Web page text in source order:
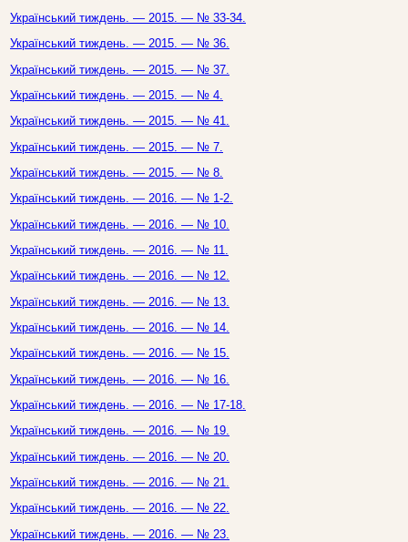
Український тиждень. — 2015. — № 33-34.
Український тиждень. — 2015. — № 36.
Український тиждень. — 2015. — № 37.
Український тиждень. — 2015. — № 4.
Український тиждень. — 2015. — № 41.
Український тиждень. — 2015. — № 7.
Український тиждень. — 2015. — № 8.
Український тиждень. — 2016. — № 1-2.
Український тиждень. — 2016. — № 10.
Український тиждень. — 2016. — № 11.
Український тиждень. — 2016. — № 12.
Український тиждень. — 2016. — № 13.
Український тиждень. — 2016. — № 14.
Український тиждень. — 2016. — № 15.
Український тиждень. — 2016. — № 16.
Український тиждень. — 2016. — № 17-18.
Український тиждень. — 2016. — № 19.
Український тиждень. — 2016. — № 20.
Український тиждень. — 2016. — № 21.
Український тиждень. — 2016. — № 22.
Український тиждень. — 2016. — № 23.